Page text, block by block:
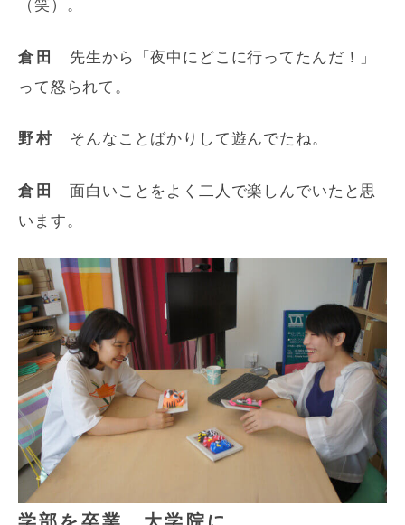
（笑）。
倉田
先生から「夜中にどこに行ってたんだ！」
って怒られて。
野村 そんなことばかりして遊んでたね。
倉田
面白いことをよく二人で楽しんでいたと思
います。